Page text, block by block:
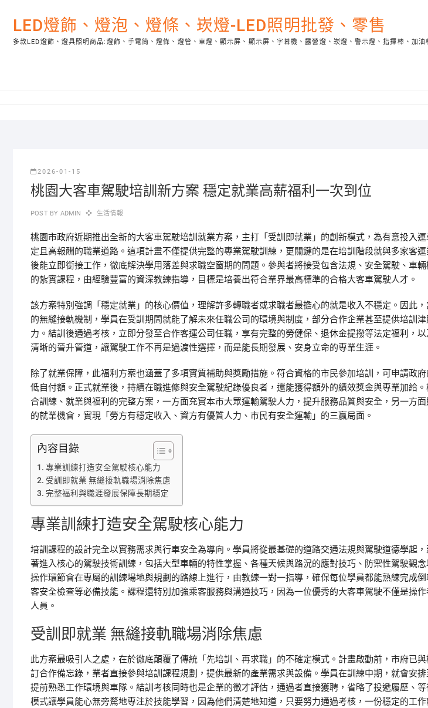
contentLED燈飾、燈泡、燈條、崁燈-LED照明批發、零售
多款LED燈飾、燈具照明商品:燈飾、手電筒、燈條、燈管、車燈、顯示屏、顯示屏、字幕機、露營燈、崁燈、警示燈、指揮棒、加
2026-01-15
桃園大客車駕駛培訓新方案 穩定就業高薪福利一次到位
POST BY ADMIN 生活情報
桃園市政府近期推出全新的大客車駕駛培訓就業方案，主打「受訓即就業」的創新模式，為有意投入
定且高報酬的職業道路。這項計畫不僅提供完整的專業駕駛訓練，更關鍵的是在培訓階段就與多家客
後能立即銜接工作，徹底解決學用落差與求職空窗期的問題。參與者將接受包含法規、安全駕駛、車
的紮實課程，由經驗豐富的資深教練指導，目標是培養出符合業界最高標準的合格大客車駕駛人才。
該方案特別強調「穩定就業」的核心價值，理解許多轉職者或求職者最擔心的就是收入不穩定。因此
的無縫接軌機制，學員在受訓期間就能了解未來任職公司的環境與制度，部分合作企業甚至提供培訓
力。結訓後通過考核，立即分發至合作客運公司任職，享有完整的勞健保、退休金提撥等法定福利，
清晰的晉升管道，讓駕駛工作不再是過渡性選擇，而是能長期發展、安身立命的專業生涯。
除了就業保障，此福利方案也涵蓋了多項實質補助與獎勵措施。符合資格的市民參加培訓，可申請政
低自付額。正式就業後，持續在職進修與安全駕駛紀錄優良者，還能獲得額外的績效獎金與專業加給
合訓練、就業與福利的完整方案，一方面充實本市大眾運輸駕駛人力，提升服務品質與安全，另一方
的就業機會，實現「勞方有穩定收入、資方有優質人力、市民有安全運輸」的三贏局面。
內容目錄
專業訓練打造安全駕駛核心能力
受訓即就業 無縫接軌職場消除焦慮
完整福利與職涯發展保障長期穩定
專業訓練打造安全駕駛核心能力
培訓課程的設計完全以實務需求與行車安全為導向。學員將從最基礎的道路交通法規與駕駛道德學起
著進入核心的駕駛技術訓練，包括大型車輛的特性掌握、各種天候與路況的應對技巧、防禦性駕駛觀
操作環節會在專屬的訓練場地與規劃的路線上進行，由教練一對一指導，確保每位學員都能熟練完成
客安全檢查等必備技能。課程還特別加強乘客服務與溝通技巧，因為一位優秀的大客車駕駛不僅是操
人員。
受訓即就業 無縫接軌職場消除焦慮
此方案最吸引人之處，在於徹底顛覆了傳統「先培訓、再求職」的不確定模式。計畫啟動前，市府已
訂合作備忘錄，業者直接參與培訓課程規劃，提供最新的產業需求與設備。學員在訓練中期，就會安排
提前熟悉工作環境與車隊。結訓考核同時也是企業的徵才評估，通過者直接獲聘，省略了投遞履歷、
模式讓學員能心無旁騖地專注於技能學習，因為他們清楚地知道，只要努力通過考核，一份穩定的工